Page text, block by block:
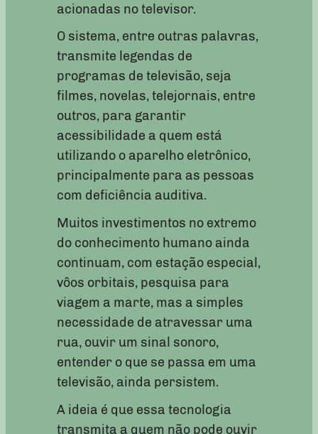
acionadas no televisor.
O sistema, entre outras palavras,
transmite legendas de
programas de televisão, seja
filmes, novelas, telejornais, entre
outros, para garantir
acessibilidade a quem está
utilizando o aparelho eletrônico,
principalmente para as pessoas
com deficiência auditiva.
Muitos investimentos no extremo
do conhecimento humano ainda
continuam, com estação especial,
vôos orbitais, pesquisa para
viagem a marte, mas a simples
necessidade de atravessar uma
rua, ouvir um sinal sonoro,
entender o que se passa em uma
televisão, ainda persistem.
A ideia é que essa tecnologia
transmita a quem não pode ouvir